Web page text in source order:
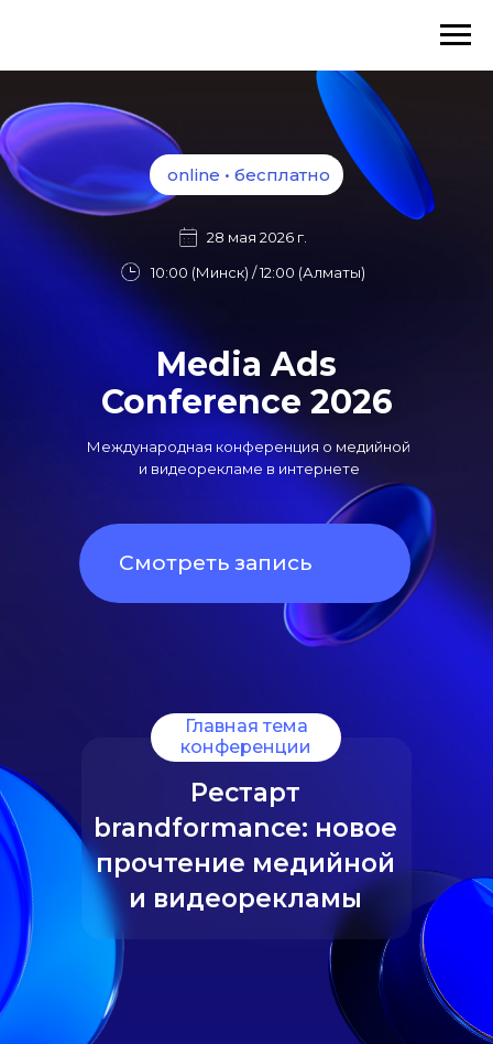
Media Ads
Conference 2026
Международная конференция о медийной
и видеорекламе в интернете
Смотреть запись
online • бесплатно
28 мая 2026 г.
10:00 (Минск) / 12:00 (Алматы)
Рестарт
brandformance: новое
прочтение медийной
и видеорекламы
Главная тема
конференции